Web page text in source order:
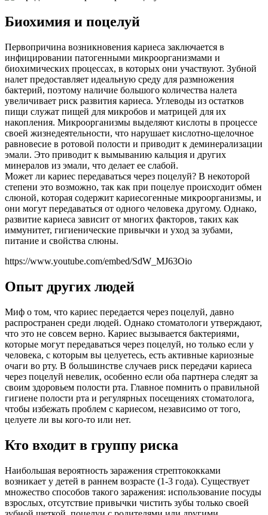
Биохимия и поцелуй
Первопричина возникновения кариеса заключается в
инфицировании патогенными микроорганизмами и
биохимических процессах, в которых они участвуют. Зубной
налет предоставляет идеальную среду для размножения
бактерий, поэтому наличие большого количества налета
увеличивает риск развития кариеса. Углеводы из остатков
пищи служат пищей для микробов и матрицей для их
накопления. Микроорганизмы выделяют кислоты в процессе
своей жизнедеятельности, что нарушает кислотно-щелочное
равновесие в ротовой полости и приводит к деминерализации
эмали. Это приводит к вымыванию кальция и других
минералов из эмали, что делает ее слабой.
Может ли кариес передаваться через поцелуй? В некоторой
степени это возможно, так как при поцелуе происходит обмен
слюной, которая содержит кариесогенные микроорганизмы, и
они могут передаваться от одного человека другому. Однако,
развитие кариеса зависит от многих факторов, таких как
иммунитет, гигиенические привычки и уход за зубами,
питание и свойства слюны.
https://www.youtube.com/embed/SdW_MJ63Oio
Опыт других людей
Миф о том, что кариес передается через поцелуй, давно
распространен среди людей. Однако стоматологи утверждают,
что это не совсем верно. Кариес вызывается бактериями,
которые могут передаваться через поцелуй, но только если у
человека, с которым вы целуетесь, есть активные кариозные
очаги во рту. В большинстве случаев риск передачи кариеса
через поцелуй невелик, особенно если оба партнера следят за
своим здоровьем полости рта. Главное помнить о правильной
гигиене полости рта и регулярных посещениях стоматолога,
чтобы избежать проблем с кариесом, независимо от того,
целуете ли вы кого-то или нет.
Кто входит в группу риска
Наибольшая вероятность заражения стрептококками
возникает у детей в раннем возрасте (1-3 года). Существует
множество способов такого заражения: использование посуды
взрослых, отсутствие привычки чистить зубы только своей